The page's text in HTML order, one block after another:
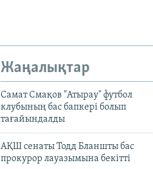
Жаңалықтар
Самат Смақов "Атырау" футбол
клубының бас бапкері болып
тағайындалды
АҚШ сенаты Тодд Бланшты бас
прокурор лауазымына бекітті